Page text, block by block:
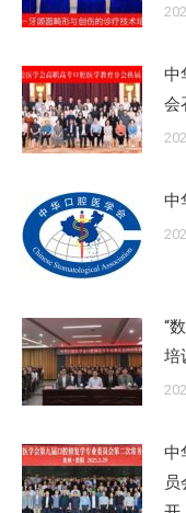
中
会
中
“
培
中